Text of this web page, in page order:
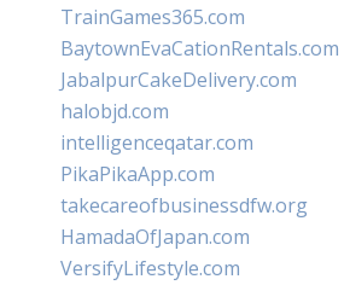
TrainGames365.com
BaytownEvaCationRentals.com
JabalpurCakeDelivery.com
halobjd.com
intelligenceqatar.com
PikaPikaApp.com
takecareofbusinessdfw.org
HamadaOfJapan.com
VersifyLifestyle.com